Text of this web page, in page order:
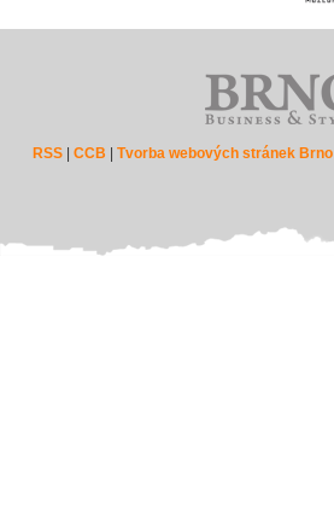
RSS |CCB |Tvorba webových stránek Brno